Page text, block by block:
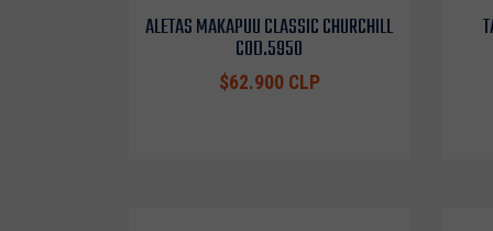
ALETAS MAKAPUU CLASSIC CHURCHILL
COD.5950
$62.900 CLP